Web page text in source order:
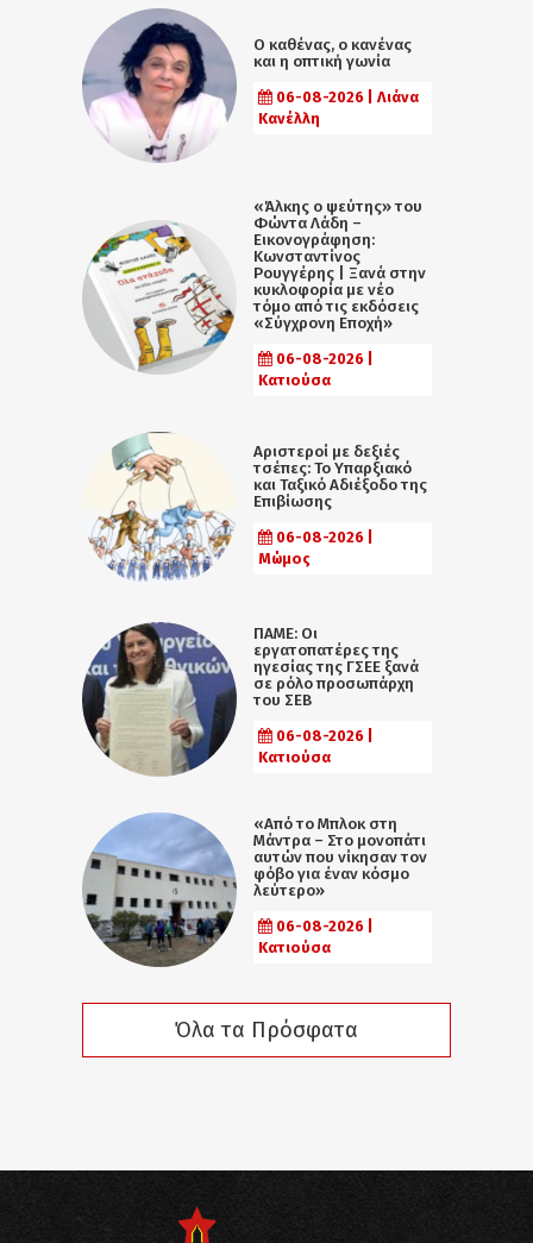
Ο καθένας, ο κανένας
και η οπτική γωνία
06-08-2026 | Λιάνα
Κανέλλη
«Άλκης ο ψεύτης» του
Φώντα Λάδη –
Εικονογράφηση:
Κωνσταντίνος
Ρουγγέρης | Ξανά στην
κυκλοφορία με νέο
τόμο από τις εκδόσεις
«Σύγχρονη Εποχή»
06-08-2026 |
Κατιούσα
Αριστεροί με δεξιές
τσέπες: Το Υπαρξιακό
και Ταξικό Αδιέξοδο της
Επιβίωσης
06-08-2026 |
Μώμος
ΠΑΜΕ: Οι
εργατοπατέρες της
ηγεσίας της ΓΣΕΕ ξανά
σε ρόλο προσωπάρχη
του ΣΕΒ
06-08-2026 |
Κατιούσα
«Από το Μπλοκ στη
Μάντρα – Στο μονοπάτι
αυτών που νίκησαν τον
φόβο για έναν κόσμο
λεύτερο»
06-08-2026 |
Κατιούσα
Όλα τα Πρόσφατα